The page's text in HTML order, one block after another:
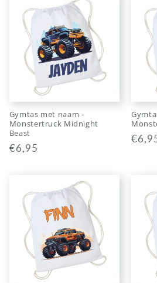
Gymtas met naam -
Monstertruck Midnight
Beast
Normale
€6,95